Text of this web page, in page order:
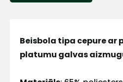
Beisbola tipa cepure ar
platumu galvas